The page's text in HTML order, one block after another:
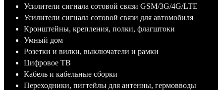
Усилители сигнала сотовой связи GSM/3G/4G/LTE
Усилители сигнала сотовой связи для автомобиля
Кронштейны, крепления, полки, флагштоки
Умный дом
Розетки и вилки, выключатели и рамки
Цифровое ТВ
Кабель и кабельные сборки
Переходники, пигтейлы для антенны, гермовводы